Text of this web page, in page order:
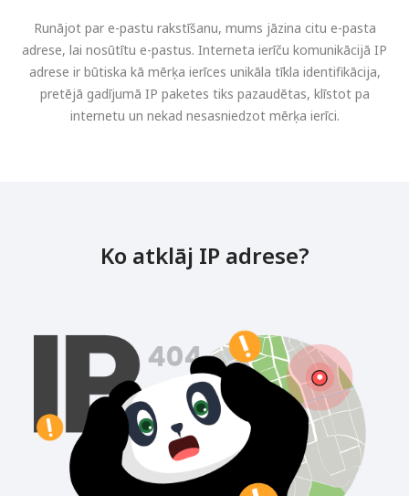
Runājot par e-pastu rakstīšanu, mums jāzina citu e-pasta
adrese, lai nosūtītu e-pastus. Interneta ierīču komunikācijā IP
adrese ir būtiska kā mērķa ierīces unikāla tīkla identifikācija,
pretējā gadījumā IP paketes tiks pazaudētas, klīstot pa
internetu un nekad nesasniedzot mērķa ierīci.
Ko atklāj IP adrese?